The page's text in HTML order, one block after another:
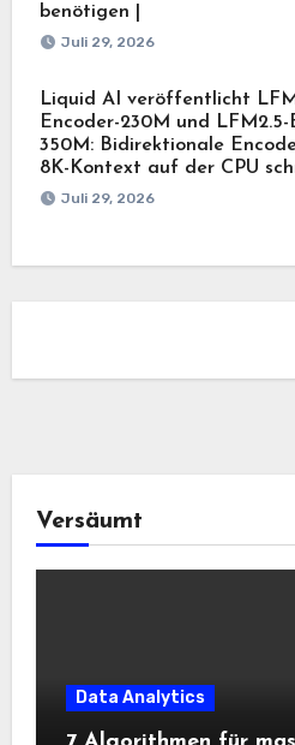
benötigen |
Juli 29, 2026
Liquid AI veröffentlicht
Encoder-230M und LFM2.5-
350M: Bidirektionale
8K-Kontext auf der CPU
Juli 29, 2026
Versäumt
Data Analytics